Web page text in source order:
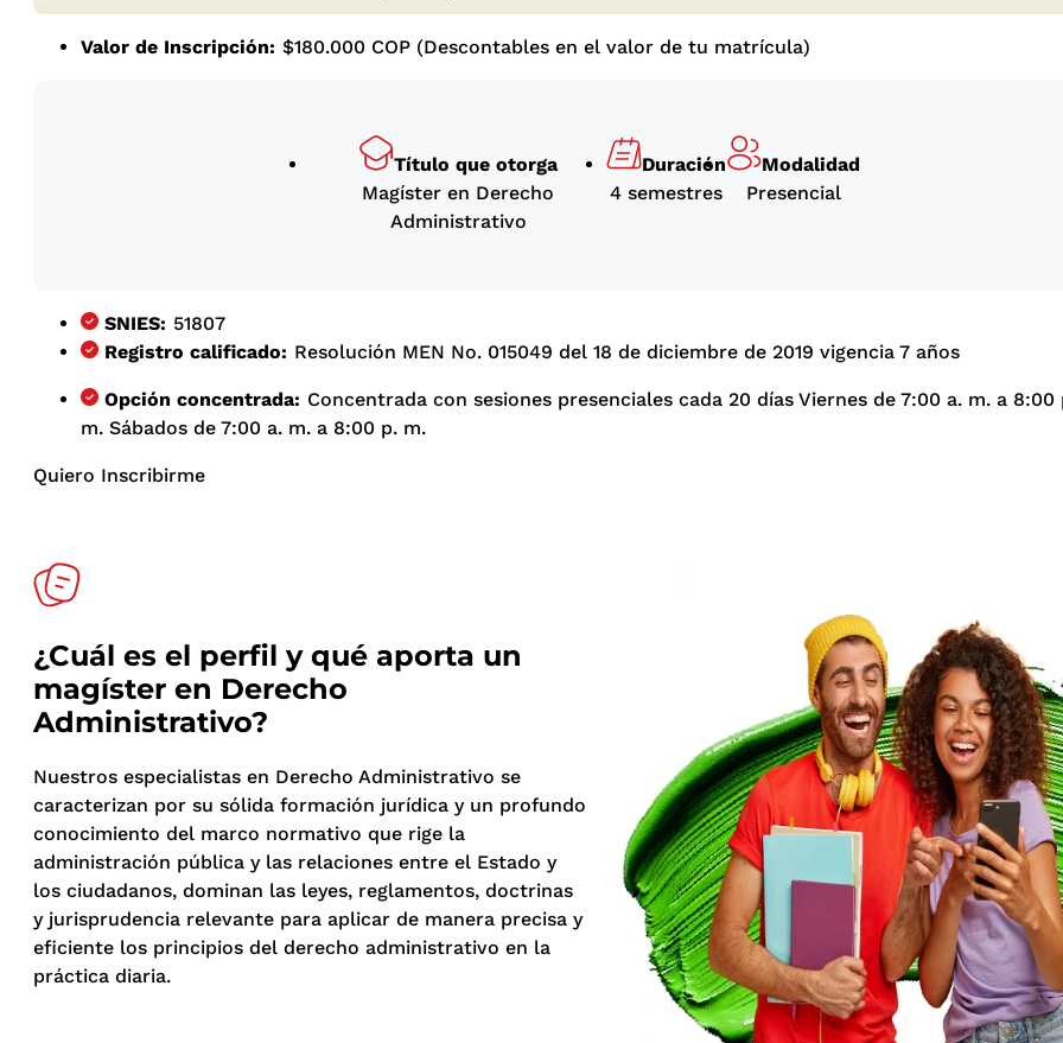
Valor de Inscripción: $180.000 COP (Descontables en el valor de tu matrícula)
Título que otorga
Magíster en Derecho
Administrativo
Duración
4 semestres
Modalidad
Presencial
SNIES: 51807
Registro calificado: Resolución MEN No. 015049 del 18 de diciembre de 2019 vigencia 7 años
Opción concentrada: Concentrada con sesiones presenciales cada 20 días Viernes de 7:00 a. m. a 8:00
m. Sábados de 7:00 a. m. a 8:00 p. m.
Quiero Inscribirme
¿Cuál es el perfil y qué aporta un
magíster en Derecho
Administrativo?
Nuestros especialistas en Derecho Administrativo se
caracterizan por su sólida formación jurídica y un profundo
conocimiento del marco normativo que rige la
administración pública y las relaciones entre el Estado y
los ciudadanos, dominan las leyes, reglamentos, doctrinas
y jurisprudencia relevante para aplicar de manera precisa y
eficiente los principios del derecho administrativo en la
práctica diaria.